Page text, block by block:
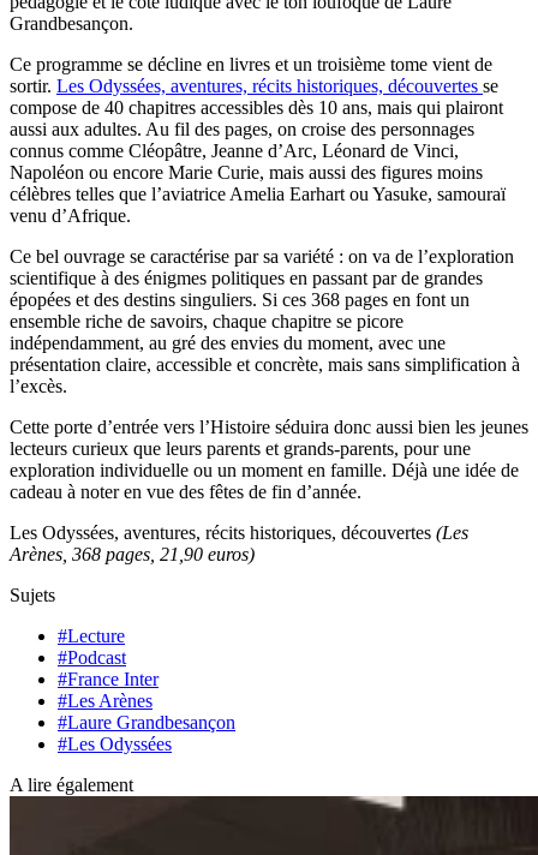
Grandbesançon.
Ce programme se décline en livres et un troisième tome vient de
sortir. Les Odyssées, aventures, récits historiques, découvertes se
compose de 40 chapitres accessibles dès 10 ans, mais qui plairont
aussi aux adultes. Au fil des pages, on croise des personnages
connus comme Cléopâtre, Jeanne d’Arc, Léonard de Vinci,
Napoléon ou encore Marie Curie, mais aussi des figures moins
célèbres telles que l’aviatrice Amelia Earhart ou Yasuke, samouraï
venu d’Afrique.
Ce bel ouvrage se caractérise par sa variété : on va de l’exploration
scientifique à des énigmes politiques en passant par de grandes
épopées et des destins singuliers. Si ces 368 pages en font un
ensemble riche de savoirs, chaque chapitre se picore
indépendamment, au gré des envies du moment, avec une
présentation claire, accessible et concrète, mais sans simplification à
l’excès.
Cette porte d’entrée vers l’Histoire séduira donc aussi bien les jeunes
lecteurs curieux que leurs parents et grands-parents, pour une
exploration individuelle ou un moment en famille. Déjà une idée de
cadeau à noter en vue des fêtes de fin d’année.
Les Odyssées, aventures, récits historiques, découvertes (Les
Arènes, 368 pages, 21,90 euros)
Sujets
#Lecture
#Podcast
#France Inter
#Les Arènes
#Laure Grandbesançon
#Les Odyssées
A lire également